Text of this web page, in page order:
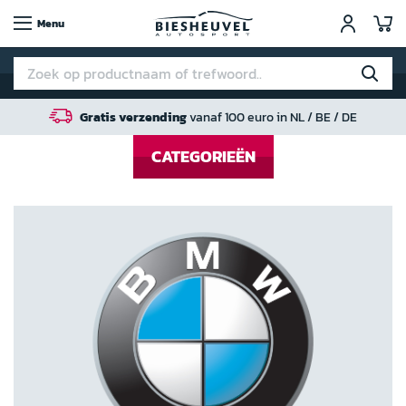
Menu
Gratis verzendingvanaf 100 euro in NL / BE / DE
CATEGORIEËN